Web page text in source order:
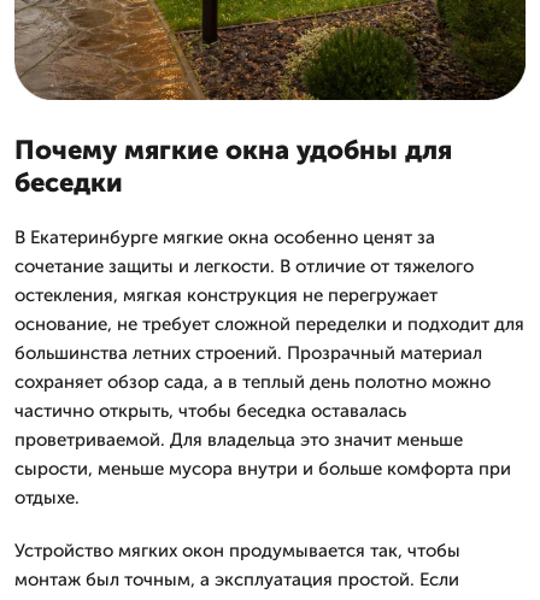
Почему мягкие окна удобны для
беседки
В Екатеринбурге мягкие окна особенно ценят за
сочетание защиты и легкости. В отличие от тяжелого
остекления, мягкая конструкция не перегружает
основание, не требует сложной переделки и подходит для
большинства летних строений. Прозрачный материал
сохраняет обзор сада, а в теплый день полотно можно
частично открыть, чтобы беседка оставалась
проветриваемой. Для владельца это значит меньше
сырости, меньше мусора внутри и больше комфорта при
отдыхе.
Устройство мягких окон продумывается так, чтобы
монтаж был точным, а эксплуатация простой. Если